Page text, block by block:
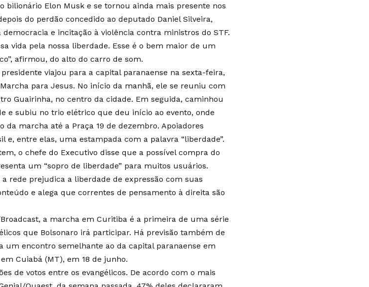
bilionário Elon Musk e se tornou ainda mais presente nos
do perdão concedido ao deputado Daniel Silveira,
e incitação à violência contra ministros do STF.
vida pela nossa liberdade. Esse é o bem maior de um
afirmou, do alto do carro de som.
presidente viajou para a capital paranaense na sexta-feira,
para Jesus. No início da manhã, ele se reuniu com
Guairinha, no centro da cidade. Em seguida, caminhou
e subiu no trio elétrico que deu início ao evento, onde
da marcha até a Praça 19 de dezembro. Apoiadores
e, entre elas, uma estampada com a palavra “liberdade”.
o chefe do Executivo disse que a possível compra do
um “sopro de liberdade” para muitos usuários.
rede prejudica a liberdade de expressão com suas
e alega que correntes de pensamento à direita são
a marcha em Curitiba é a primeira de uma série
que Bolsonaro irá participar. Há previsão também de
um encontro semelhante ao da capital paranaense em
Cuiabá (MT), em 18 de junho.
de votos entre os evangélicos. De acordo com o mais